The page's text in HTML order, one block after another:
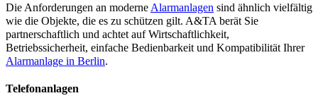
Die Anforderungen an moderne Alarmanlagen sind ähnlich vielfältig
wie die Objekte, die es zu schützen gilt. A&TA berät Sie
partnerschaftlich und achtet auf Wirtschaftlichkeit,
Betriebssicherheit, einfache Bedienbarkeit und Kompatibilität Ihrer
Alarmanlage in Berlin.
Telefonanlagen